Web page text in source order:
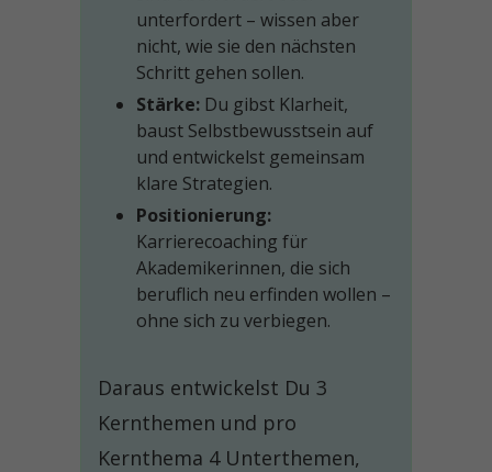
unterfordert – wissen aber
nicht, wie sie den nächsten
Schritt gehen sollen.
Stärke: Du gibst Klarheit,
baust Selbstbewusstsein auf
und entwickelst gemeinsam
klare Strategien.
Positionierung:
Karrierecoaching für
Akademikerinnen, die sich
beruflich neu erfinden wollen –
ohne sich zu verbiegen.
Daraus entwickelst Du 3
Kernthemen und pro
Kernthema 4 Unterthemen,